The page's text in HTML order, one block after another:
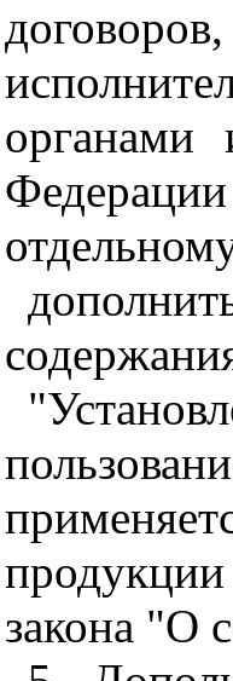
органами
закона "О